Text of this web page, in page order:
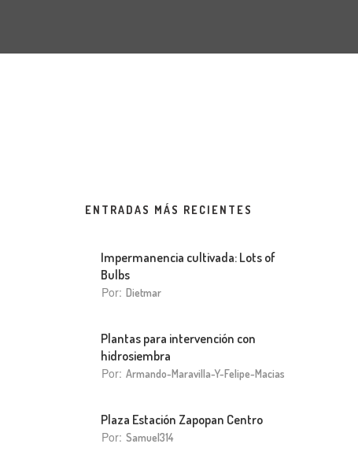
ENTRADAS MÁS RECIENTES
Impermanencia cultivada: Lots of
Bulbs
Por: Dietmar
Plantas para intervención con
hidrosiembra
Por: Armando-Maravilla-Y-Felipe-Macias
Plaza Estación Zapopan Centro
Por: Samuel314